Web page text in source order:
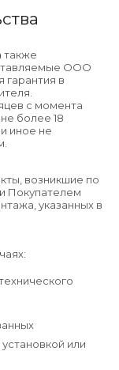
также
ООО
гарантия в
с момента
более 18
иное не
возникшие по
Покупателем
указанных в
или